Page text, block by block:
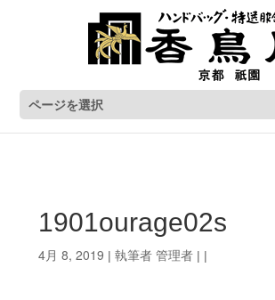
ページを選択
1901ourage02s
4月 8, 2019 | 執筆者 管理者| |